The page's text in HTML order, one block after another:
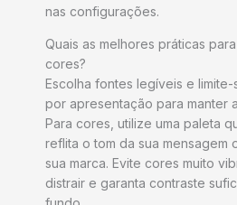
nas configurações.
Quais as melhores práticas
cores?
Escolha fontes legíveis e
por apresentação para manter
Para cores, utilize uma paleta
reflita o tom da sua mensagem
sua marca. Evite cores muito
distrair e garanta contraste